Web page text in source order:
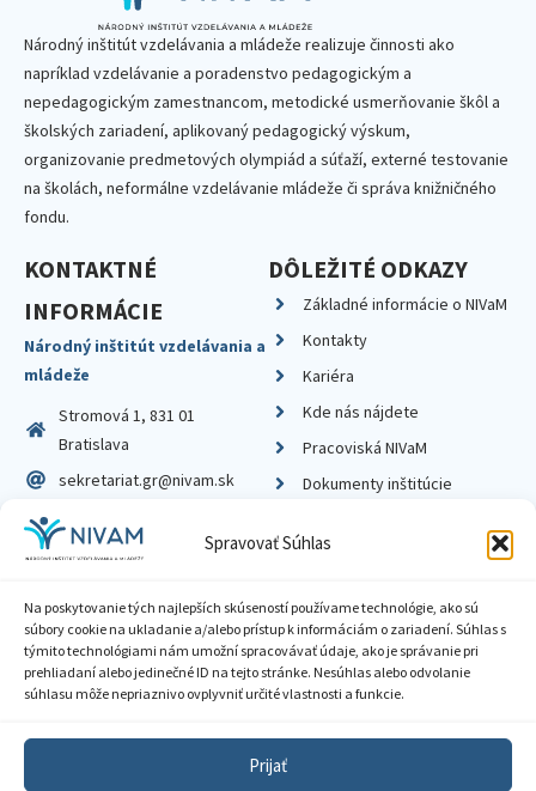
Spravovať Súhlas
Na poskytovanie tých najlepších skúseností používame technológie, ako sú
súbory cookie na ukladanie a/alebo prístup k informáciám o zariadení. Súhlas s
týmito technológiami nám umožní spracovávať údaje, ako je správanie pri
prehliadaní alebo jedinečné ID na tejto stránke. Nesúhlas alebo odvolanie
súhlasu môže nepriaznivo ovplyvniť určité vlastnosti a funkcie.
Prijať
Národný inštitút vzdelávania a mládeže realizuje činnosti ako
napríklad vzdelávanie a poradenstvo pedagogickým a
nepedagogickým zamestnancom, metodické usmerňovanie škôl a
školských zariadení, aplikovaný pedagogický výskum,
organizovanie predmetových olympiád a súťaží, externé testovanie
na školách, neformálne vzdelávanie mládeže či správa knižničného
fondu.
KONTAKTNÉ
INFORMÁCIE
Národný inštitút vzdelávania a
mládeže
Stromová 1, 831 01
Bratislava
sekretariat.gr@nivam.sk
IČO: 00164348
DIČ: 2020798714
DÔLEŽITÉ ODKAZY
Základné informácie o NIVaM
Kontakty
Kariéra
Kde nás nájdete
Pracoviská NIVaM
Dokumenty inštitúcie
Zásady ochrany súkromia
Sprístupnenie informácií